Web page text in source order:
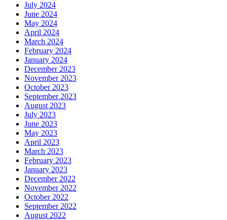
July 2024
June 2024
May 2024
April 2024
March 2024
February 2024
January 2024
December 2023
November 2023
October 2023
September 2023
August 2023
July 2023
June 2023
May 2023
April 2023
March 2023
February 2023
January 2023
December 2022
November 2022
October 2022
September 2022
August 2022